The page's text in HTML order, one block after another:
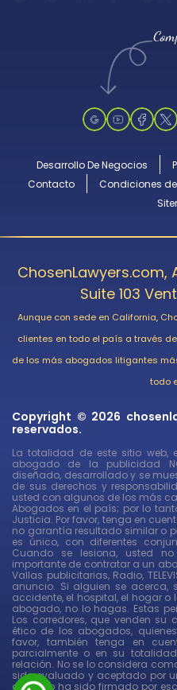
Desarrollo De Negocios
Contacto
Condiciones
ChosenLawyers.com,
Suite 103
Aunque con sede en California,
clientes en todo el país a través
de los más abogados litigantes
todo
Copyright © 2026
reservados.
La totalidad de este sitio web,
abogado de la publicidad NO
diseñado, desarrollado y se
de sus derechos y
usted con algunos de los más
Abogados en el país; por lo
Justicia. Por favor, tenga en
no garantía resultado similar o
es único, con diferentes
Cuando se lesiona, usted
importante de contratar a un
Vallas publicitarias, Radio,
anuncio. Si alguien se acerca,
accidente, el hospital, el hogar
abogado, no lo hagas. Estas
Los corredores, que venden
ético de los abogados,
favor, también tenga en
parcialmente o en su
relación. No se lo considera
sido evaluado y aceptado por
de pago ha sido firmado por